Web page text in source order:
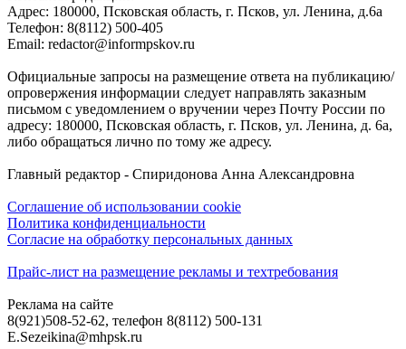
Адреc: 180000, Псковская область, г. Псков, ул. Ленина, д.6а
Телефон: 8(8112) 500-405
Email: redactor@informpskov.ru
Официальные запросы на размещение ответа на публикацию/
опровержения информации следует направлять заказным
письмом с уведомлением о вручении через Почту России по
адресу: 180000, Псковская область, г. Псков, ул. Ленина, д. 6а,
либо обращаться лично по тому же адресу.
Главный редактор - Спиридонова Анна Александровна
Соглашение об использовании cookie
Политика конфиденциальности
Согласие на обработку персональных данных
Прайс-лист на размещение рекламы и техтребования
Реклама на сайте
8(921)508-52-62, телефон 8(8112) 500-131
E.Sezeikina@mhpsk.ru